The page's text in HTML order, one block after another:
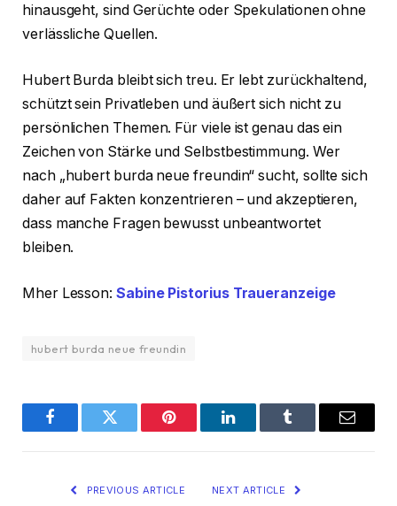
hinausgeht, sind Gerüchte oder Spekulationen ohne
verlässliche Quellen.
Hubert Burda bleibt sich treu. Er lebt zurückhaltend,
schützt sein Privatleben und äußert sich nicht zu
persönlichen Themen. Für viele ist genau das ein
Zeichen von Stärke und Selbstbestimmung. Wer
nach „hubert burda neue freundin“ sucht, sollte sich
daher auf Fakten konzentrieren – und akzeptieren,
dass manche Fragen bewusst unbeantwortet
bleiben.
Mher Lesson: Sabine Pistorius Traueranzeige
hubert burda neue freundin
FacebookTwitter Pinterest LinkedInTumblr Email
PREVIOUS ARTICLE NEXT ARTICLE